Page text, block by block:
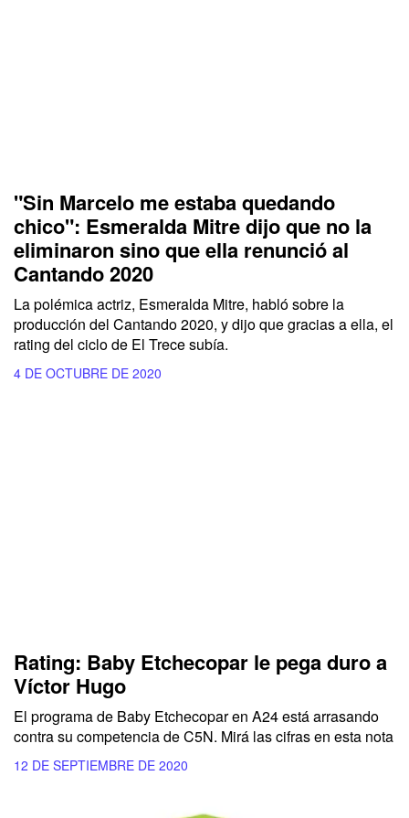
"Sin Marcelo me estaba quedando
chico": Esmeralda Mitre dijo que no la
eliminaron sino que ella renunció al
Cantando 2020
La polémica actriz, Esmeralda Mitre, habló sobre la
producción del Cantando 2020, y dijo que gracias a ella, el
rating del ciclo de El Trece subía.
4 DE OCTUBRE DE 2020
Rating: Baby Etchecopar le pega duro a
Víctor Hugo
El programa de Baby Etchecopar en A24 está arrasando
contra su competencia de C5N. Mirá las cifras en esta nota
12 DE SEPTIEMBRE DE 2020